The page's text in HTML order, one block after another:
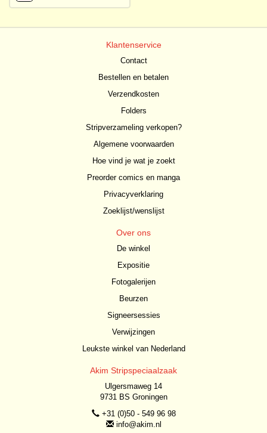
Klantenservice
Contact
Bestellen en betalen
Verzendkosten
Folders
Stripverzameling verkopen?
Algemene voorwaarden
Hoe vind je wat je zoekt
Preorder comics en manga
Privacyverklaring
Zoeklijst/wenslijst
Over ons
De winkel
Expositie
Fotogalerijen
Beurzen
Signeersessies
Verwijzingen
Leukste winkel van Nederland
Akim Stripspeciaalzaak
Ulgersmaweg 14
9731 BS Groningen
+31 (0)50 - 549 96 98
info@akim.nl